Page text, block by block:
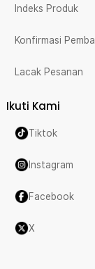
Indeks Produk
Konfirmasi
Lacak Pesanan
Ikuti Kami
Tiktok
Instagram
Facebook
X